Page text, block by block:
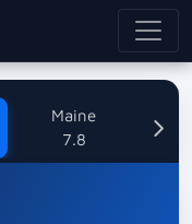
Maine
7.8